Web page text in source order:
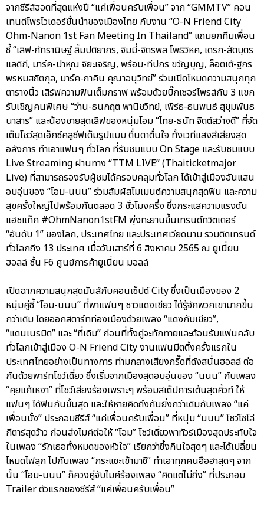
จากซีรีส์ฮอตที่สุดแห่งปี “แค่เพื่อนครับเพื่อน” จาก “GMMTV” คอน
เทนต์โพรไวเดอร์ชั้นนำของเมืองไทย กับงาน “O-N Friend City
Ohm-Nanon 1st Fan Meeting In Thailand” แถมยกทีมเพื่อน
ซี้ “เลิฟ-ภัทรานิษฐ์ ลิ้มปติยากร, จิมมี่-จิตรพล โพธิวิหค, เดรก-สัตบุตร
แลดิกี, มาร์ค-ปาหุณ จิยะเจริญ, พร้อม-ทีปกร ขวัญบุญ, ล็อตเต้-ฐกร
พรหมสถิตกุล, มาร์ค-ภาคิน คุณาอนุวิทย์” ร่วมเปิดโหมดความสนุกทุก
ตารางนิ้ว เสิร์ฟความฟินเต็มกราฟ พร้อมด้วยบิ๊กเซอร์ไพรส์กับ 3 แขก
รับเชิญคนพิเศษ “ว่าน-ธนกฤต พานิชวิทย์, เพิร์ธ-ธนพนธ์ สุขุมพันธ
นาสาร” และน้องชายสุดเลิฟของหนุ่มโอม “ไทย-ธนัท จิตต์สว่างดี” ที่จัด
เต็มโชว์สุดเอ็กซ์คลูซีฟเต็มรูปแบบ ตื่นตาตื่นใจ ทั้งเวทีแสงสีเสียงสุด
อลังการ ทำเอาแฟนๆ ทั่วโลก ที่รับชมแบบ On Stage และรับชมแบบ
Live Streaming ผ่านทาง “TTM LIVE” (Thaiticketmajor
Live) ที่สามารถรองรับผู้ชมได้ครอบคลุมทั่วโลก ได้เข้าสู่เมืองอันแสน
อบอุ่นของ “โอม-นนน” ร่วมสัมผัสโมเมนต์ความสนุกสุดฟิน และความ
สุขครั้งใหญ่ไปพร้อมกันตลอด 3 ชั่วโมงครึ่ง ซึ่งกระแสความแรงดัน
แฮชแท็ก #OhmNanon1stFM พุ่งทะยานขึ้นเทรนด์ทวิตเตอร์
“อันดับ 1” ของโลก, ประเทศไทย และประเทศเวียดนาม รวมติดเทรนด์
ทั่วโลกถึง 13 ประเทศ เมื่อวันเสาร์ที่ 6 สิงหาคม 2565 ณ ยูเนี่ยน
ฮอลล์ ชั้น F6 ศูนย์การค้ายูเนี่ยน มอลล์
เปิดฉากความสนุกสุดมันส์กับคอนเซ็ปต์ City ซึ่งเป็นเมืองของ 2
หนุ่มคู่ซี้ “โอม-นนน” ที่พาแฟนๆ ชาวแดงเขียว ได้รู้จักพวกเขามากขึ้น
กว่าเดิม โดยออกสตาร์ทท่องเมืองด้วยเพลง “แดงกับเขียว”,
“แดนเนรมิต” และ “ที่เดิม” ก่อนที่ทั้งคู่จะทักทายและต้อนรับแฟนคลับ
ทั่วโลกเข้าสู่เมือง O-N Friend City งานแฟนมีตติ้งครั้งแรกใน
ประเทศไทยอย่างเป็นทางการ ท่ามกลางเสียงกรี๊ดที่ดังสนั่นฮอลล์ ต่อ
กันด้วยพาร์ทโชว์เดี่ยว ซึ่งเริ่มจากเมืองสุดอบอุ่นของ “นนน” กับเพลง
“คุยแก้เหงา” ที่โชว์เสียงร้องเพราะๆ พร้อมสเต็ปการเต้นสุดคิ้วท์ ให้
แฟนๆ ได้ฟินกันขั้นสุด และให้หายคิดถึงกันยิ่งกว่าเดิมกับเพลง “แค่
เพื่อนมั้ง” ประกอบซีรีส์ “แค่เพื่อนครับเพื่อน” ที่หนุ่ม “นนน” โชว์โซโล่
กีตาร์สุดว้าว ก่อนส่งไมค์ต่อให้ “โอม” โชว์เดี่ยวพาทัวร์เมืองสุดประทับใจ
ในเพลง “รักเธอทั้งหมดของหัวใจ” เรียกว่าซึ้งกินใจสุดๆ และได้เปลี่ยน
โหมดไฟลุก ไปกับเพลง “กระแซะเข้ามาซิ” ทำเอาทุกคนฮือฮาสุดๆ จาก
นั้น “โอม-นนน” ก็ควงคู่จับไมค์ร้องเพลง “คิดแต่ไม่ถึง” ที่ประกอบ
Trailer ตัวแรกของซีรีส์ “แค่เพื่อนครับเพื่อน”